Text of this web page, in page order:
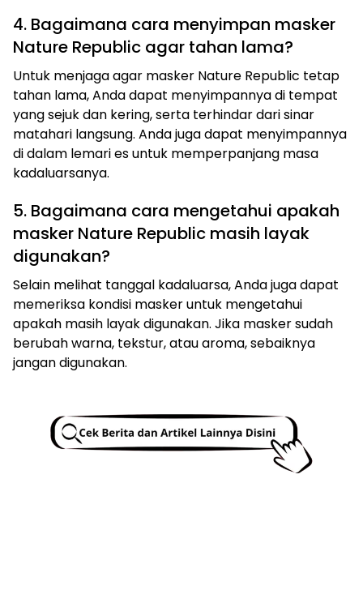
4. Bagaimana cara menyimpan masker
Nature Republic agar tahan lama?
Untuk menjaga agar masker Nature Republic tetap
tahan lama, Anda dapat menyimpannya di tempat
yang sejuk dan kering, serta terhindar dari sinar
matahari langsung. Anda juga dapat menyimpannya
di dalam lemari es untuk memperpanjang masa
kadaluarsanya.
5. Bagaimana cara mengetahui apakah
masker Nature Republic masih layak
digunakan?
Selain melihat tanggal kadaluarsa, Anda juga dapat
memeriksa kondisi masker untuk mengetahui
apakah masih layak digunakan. Jika masker sudah
berubah warna, tekstur, atau aroma, sebaiknya
jangan digunakan.